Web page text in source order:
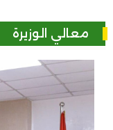
معالي الوزيرة